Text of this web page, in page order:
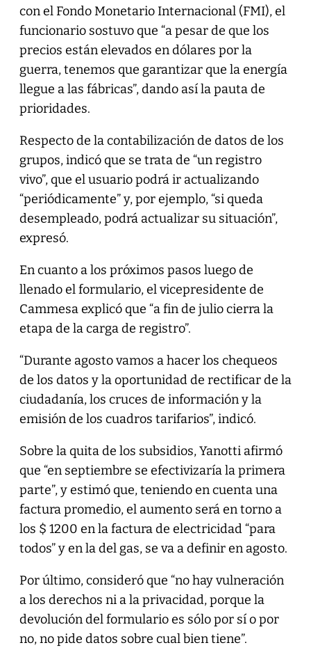
con el Fondo Monetario Internacional (FMI), el
funcionario sostuvo que “a pesar de que los
precios están elevados en dólares por la
guerra, tenemos que garantizar que la energía
llegue a las fábricas”, dando así la pauta de
prioridades.
Respecto de la contabilización de datos de los
grupos, indicó que se trata de “un registro
vivo”, que el usuario podrá ir actualizando
“periódicamente” y, por ejemplo, “si queda
desempleado, podrá actualizar su situación”,
expresó.
En cuanto a los próximos pasos luego de
llenado el formulario, el vicepresidente de
Cammesa explicó que “a fin de julio cierra la
etapa de la carga de registro”.
“Durante agosto vamos a hacer los chequeos
de los datos y la oportunidad de rectificar de la
ciudadanía, los cruces de información y la
emisión de los cuadros tarifarios”, indicó.
Sobre la quita de los subsidios, Yanotti afirmó
que “en septiembre se efectivizaría la primera
parte”, y estimó que, teniendo en cuenta una
factura promedio, el aumento será en torno a
los $ 1200 en la factura de electricidad “para
todos” y en la del gas, se va a definir en agosto.
Por último, consideró que “no hay vulneración
a los derechos ni a la privacidad, porque la
devolución del formulario es sólo por sí o por
no, no pide datos sobre cual bien tiene”.